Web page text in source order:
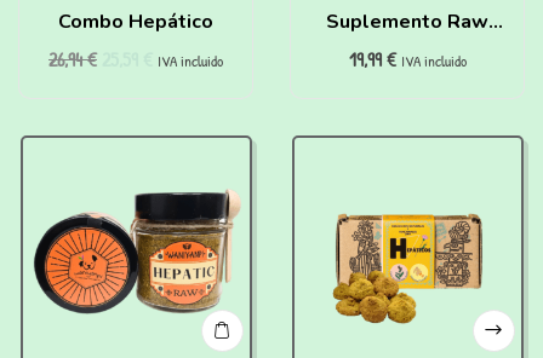
Combo Hepático
26,94€ IVA incluido
Suplemento Raw
Senior para perros
19,99€ IVA incluido